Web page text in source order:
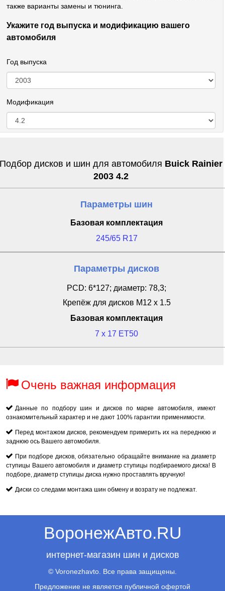
также варианты замены и тюнинга.
Укажите год выпуска и модификацию вашего
автомобиля
Год выпуска
Модификация
Подбор дисков и шин для автомобиля Buick Rainier
2003 4.2
Параметры шин
Базовая комплектация
245/65 R17
Параметры дисков
PCD: 6*127; диаметр: 78,3;
Крепёж для дисков M12 x 1.5
Базовая комплектация
7 x 17 ET50
Очень важная информация
Данные по подбору шин и дисков по марке автомобиля, имеют
ознакомительный характер и не дают 100% гарантии применимости.
Перед монтажом дисков, рекомендуем примерить их на переднюю и
заднюю ось Вашего автомобиля.
При подборе дисков, обязательно обращайте внимание на диаметр
ступицы Вашего автомобиля и диаметр ступицы подбираемого диска! В
подборе, диаметр ступицы диска нужно проставлять вручную!
Диски со следами монтажа шин обмену и возрату не подлежат.
ВоронежАвто.RU
интернет-магазин шин и дисков
© Voronezhavto. Все права защищены.
Предложение не является публичной офертой